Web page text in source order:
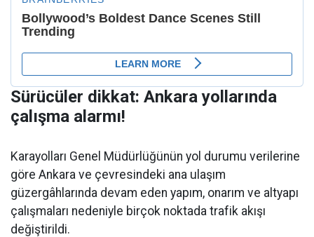
Sürücüler dikkat: Ankara yollarında
çalışma alarmı!
Karayolları Genel Müdürlüğünün yol durumu verilerine
göre Ankara ve çevresindeki ana ulaşım
güzergâhlarında devam eden yapım, onarım ve altyapı
çalışmaları nedeniyle birçok noktada trafik akışı
değiştirildi.